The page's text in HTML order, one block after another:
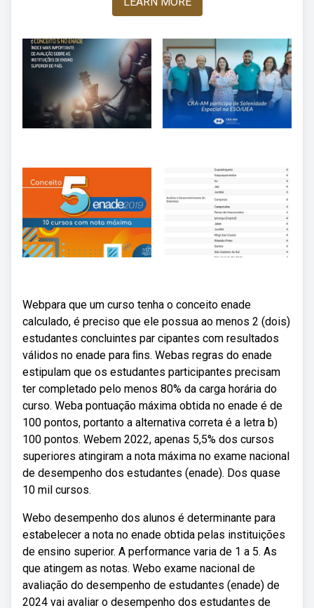
Webpara que um curso tenha o conceito enade
calculado, é preciso que ele possua ao menos 2 (dois)
estudantes concluintes par cipantes com resultados
válidos no enade para ﬁns. Webas regras do enade
estipulam que os estudantes participantes precisam
ter completado pelo menos 80% da carga horária do
curso. Weba pontuação máxima obtida no enade é de
100 pontos, portanto a alternativa correta é a letra b)
100 pontos. Webem 2022, apenas 5,5% dos cursos
superiores atingiram a nota máxima no exame nacional
de desempenho dos estudantes (enade). Dos quase
10 mil cursos.
Webo desempenho dos alunos é determinante para
estabelecer a nota no enade obtida pelas instituições
de ensino superior. A performance varia de 1 a 5. As
que atingem as notas. Webo exame nacional de
avaliação do desempenho de estudantes (enade) de
2024 vai avaliar o desempenho dos estudantes de